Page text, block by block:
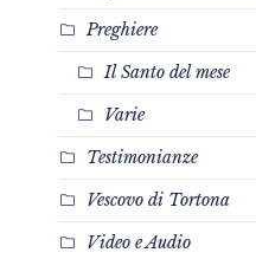
Preghiere
Il Santo del mese
Varie
Testimonianze
Vescovo di Tortona
Video e Audio